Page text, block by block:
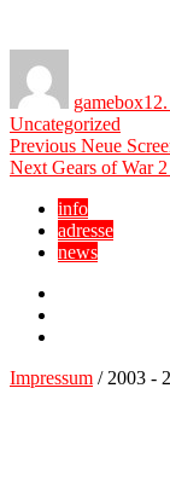
gamebox
Uncategorized
Previous Previous
post:
Neue
Next Next
Gears of War
info
adresse
news
Impressum / 2003 -